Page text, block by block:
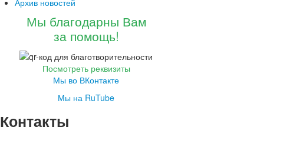
Архив новостей
Мы благодарны Вам
за помощь!
Посмотреть реквизиты
Мы во ВКонтакте
Мы на RuTube
Контакты